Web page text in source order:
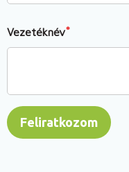
Vezetéknév